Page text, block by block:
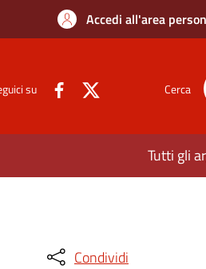
Accedi all'area
su Cerca
Tutti gli
Condividi